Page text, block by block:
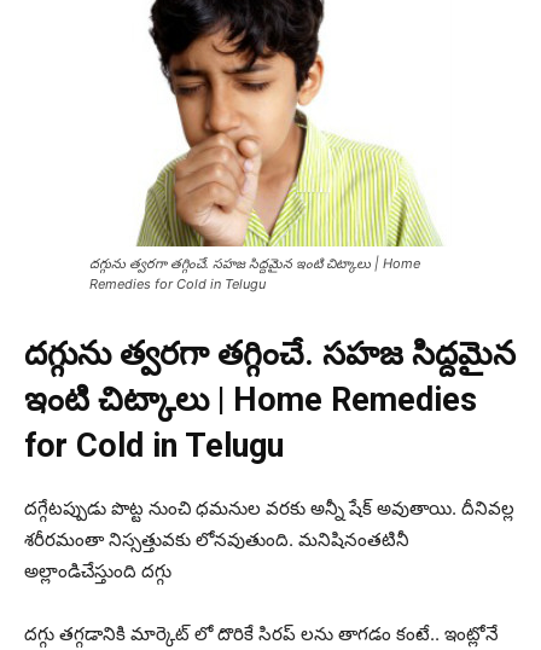
దగ్గును త్వరగా తగ్గించే. సహజ సిద్దమైన ఇంటి చిట్కాలు | Home
Remedies for Cold in Telugu
దగ్గును త్వరగా తగ్గించే. సహజ సిద్దమైన
ఇంటి చిట్కాలు | Home Remedies
for Cold in Telugu
దగ్గేటప్పుడు పొట్ట నుంచి ధమనుల వరకు అన్నీ షేక్ అవుతాయి. దీనివల్ల
శరీరమంతా నిస్సత్తువకు లోనవుతుంది. మనిషినంతటినీ
అల్లాండిచేస్తుంది దగ్గు
దగ్గు తగ్గడానికి మార్కెట్ లో దొరికే సిరప్ లను తాగడం కంటే.. ఇంట్లోనే